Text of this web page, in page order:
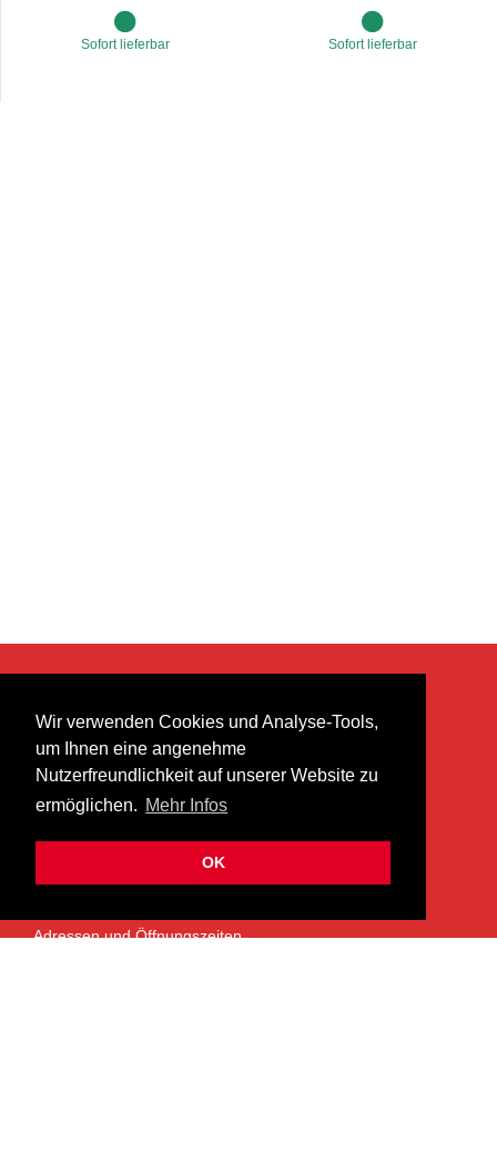
Wir verwenden Cookies und Analyse-Tools,
um Ihnen eine angenehme
Nutzerfreundlichkeit auf unserer Website zu
ermöglichen. Mehr Infos
OK
Sofort lieferbar Sofort lieferbar
heer musik ag
Lättenstrasse 35
8952 Schlieren
info@heermusic.com
ÜBER UNS
Adressen und Öffnungszeiten